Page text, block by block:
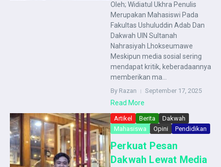
Oleh; Widiatul Ukhra Penulis
Merupakan Mahasiswi Pada
Fakultas Ushuluddin Adab Dan
Dakwah UIN Sultanah
Nahrasiyah Lhokseumawe
Meskipun media sosial sering
mendapat kritik, keberadaannya
memberikan ma...
By Razan September 17, 2025
Read More
Artikel Berita
Dakwah
Mahasiswa
Opini Pendidikan
Perkuat Pesan
Dakwah Lewat Media